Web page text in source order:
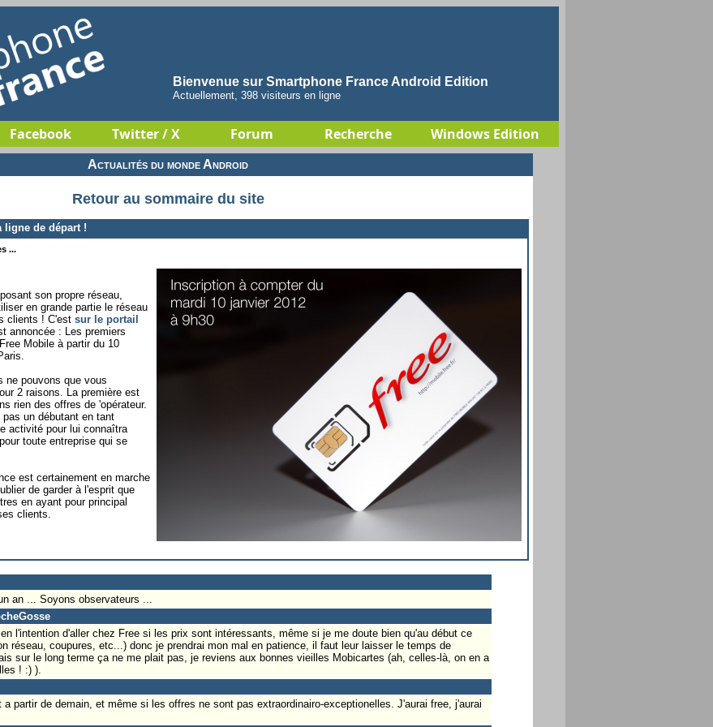
Bienvenue sur Smartphone France Android Edition
Actuellement, 398 visiteurs en ligne
Facebook Twitter / X Forum Recherche Windows Edition
Actualités du monde Android
Retour au sommaire du site
ligne de départ !
...
son propre réseau,
en grande partie le réseau
clients ! C'est sur le portail
annoncée : Les premiers
Mobile à partir du 10
ne pouvons que vous
2 raisons. La première est
rien des offres de 'opérateur.
un débutant en tant
activité pour lui connaîtra
toute entreprise qui se
est certainement en marche
de garder à l'esprit que
en ayant pour principal
clients.
an ... Soyons observateurs ...
l'intention d'aller chez Free si les prix sont intéressants, même si je me doute bien qu'au début ce
réseau, coupures, etc...) donc je prendrai mon mal en patience, il faut leur laisser le temps de
sur le long terme ça ne me plait pas, je reviens aux bonnes vieilles Mobicartes (ah, celles-là, on en a
! :) ).
partir de demain, et même si les offres ne sont pas extraordinairo-exceptionelles. J'aurai free, j'aurai